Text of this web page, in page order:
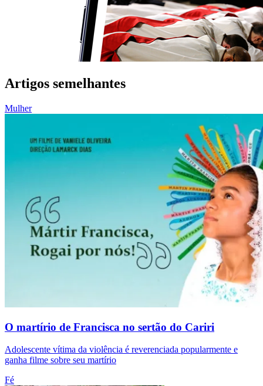
Artigos semelhantes
Mulher
O martírio de Francisca no sertão do Cariri
Adolescente vítima da violência é reverenciada popularmente e
ganha filme sobre seu martírio
Fé